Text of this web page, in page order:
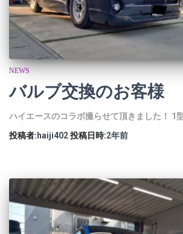
NEWS
バルブ交換のお客様
ハイエースのコラボ撮らせて頂きました！ 1
投稿者: haiji402投稿日時:2年前